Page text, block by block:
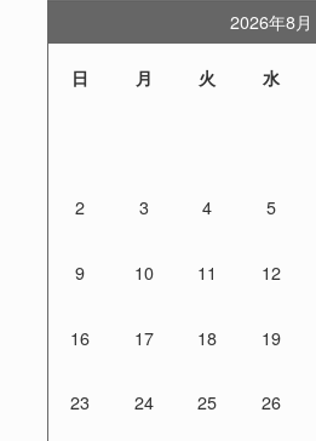
2026年8月
日 月 火 水
2 3 4 5
9 10 11 12
16 17 18 19
23 24 25 26